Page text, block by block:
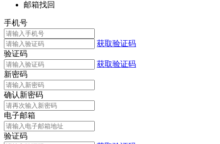
邮箱找回
手机号
获取验证码
验证码
获取验证码
新密码
确认新密码
电子邮箱
验证码